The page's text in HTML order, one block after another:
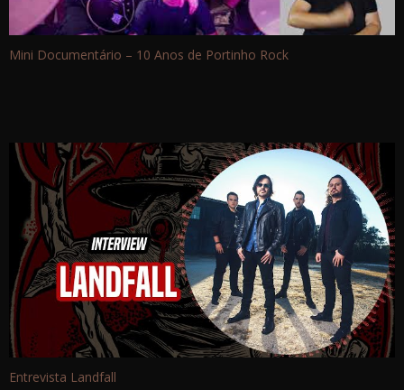
Mini Documentário – 10 Anos de Portinho Rock
Entrevista Landfall